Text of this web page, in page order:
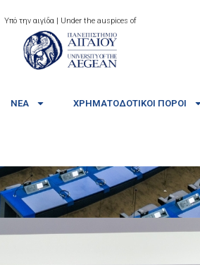
Υπό την αιγίδα | Under the auspices of
ΝΈΑ ΧΡΗΜΑΤΟΔΟΤΙΚΟΊ ΠΌΡΟΙ